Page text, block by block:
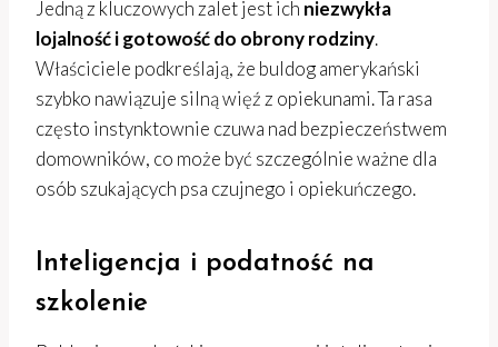
Jedną z kluczowych zalet jest ich niezwykła
lojalność i gotowość do obrony rodziny.
Właściciele podkreślają, że buldog amerykański
szybko nawiązuje silną więź z opiekunami. Ta rasa
często instynktownie czuwa nad bezpieczeństwem
domowników, co może być szczególnie ważne dla
osób szukających psa czujnego i opiekuńczego.
Inteligencja i podatność na
szkolenie